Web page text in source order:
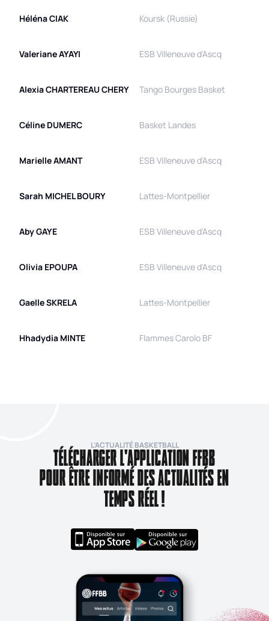
HélénaCIAK Koursk (Russie)
ValerianeAYAYI ESB Villeneuve d'Ascq
AlexiaCHARTEREAU CHERY Tango Bourges Basket
Céline DUMERC Basket Landes
MarielleAMANT ESB Villeneuve d'Ascq
Sarah MICHEL BOURY Lattes-Montpellier
AbyGAYE ESB Villeneuve d'Ascq
Olivia EPOUPA ESB Villeneuve d'Ascq
GaelleSKRELA Lattes-Montpellier
Hhadydia MINTE Flammes Carolo BF
L’ACTUALITÉ BASKETBALL
TÉLÉCHARGER L'APPLICATION FFBB
POUR ÊTRE INFORMÉ DES ACTUALITÉS EN
TEMPS RÉEL !